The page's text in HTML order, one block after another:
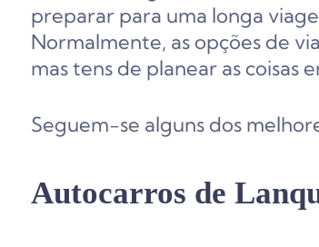
preparar para uma longa
Normalmente, as opções de
mas tens de planear as coisas
Seguem-se alguns dos
Autocarros de